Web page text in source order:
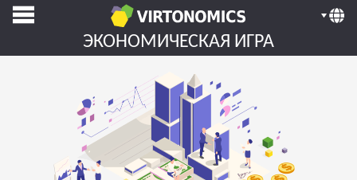
ЭКОНОМИЧЕСКАЯ ИГРА